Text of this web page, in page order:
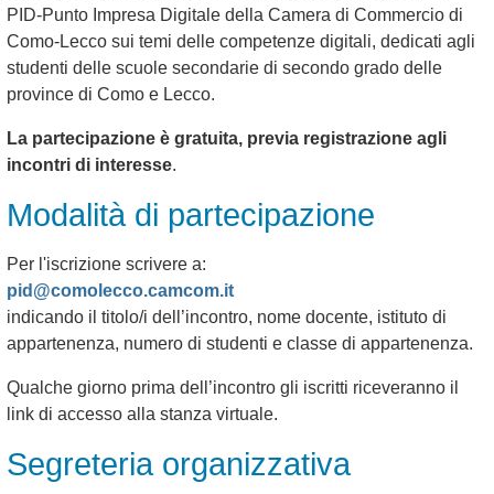
PID-Punto Impresa Digitale della Camera di Commercio di
Como-Lecco sui temi delle competenze digitali, dedicati agli
studenti delle scuole secondarie di secondo grado delle
province di Como e Lecco.
La partecipazione è gratuita, previa registrazione agli
incontri di interesse.
Modalità di partecipazione
Per l'iscrizione scrivere a:
pid@comolecco.camcom.it
indicando il titolo/i dell’incontro, nome docente, istituto di
appartenenza, numero di studenti e classe di appartenenza.
Qualche giorno prima dell’incontro gli iscritti riceveranno il
link di accesso alla stanza virtuale.
Segreteria organizzativa